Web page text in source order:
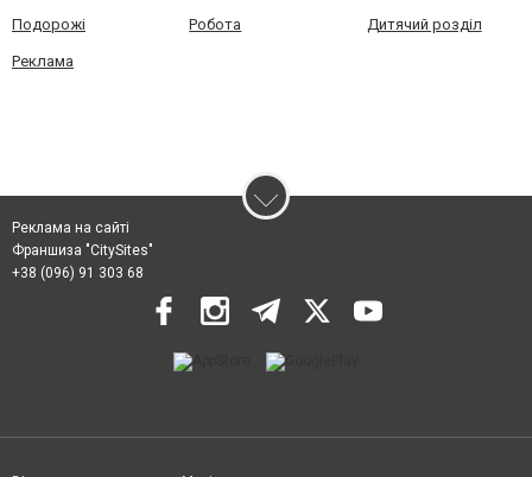
Подорожі Робота Дитячий розділ
Реклама
Реклама на сайті
Франшиза "CitySites"
+38 (096) 91 303 68